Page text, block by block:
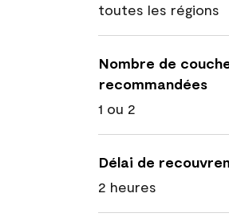
toutes les régions
Nombre de
recommandées
1 ou 2
Délai de
2 heures